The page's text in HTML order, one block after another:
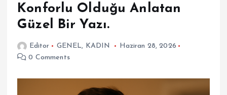
Konforlu Olduğu Anlatan
Güzel Bir Yazı.
Editor GENEL, KADIN
Haziran 28, 2026
0 Comments